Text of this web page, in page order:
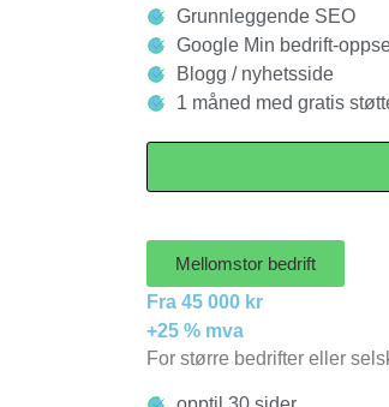
Grunnleggende SEO
Google Min bedrift-
Blogg / nyhetsside
1 måned med gratis
Mellomstor bedrift
Fra 45 000 kr
+25 % mva
For større bedrifter eller